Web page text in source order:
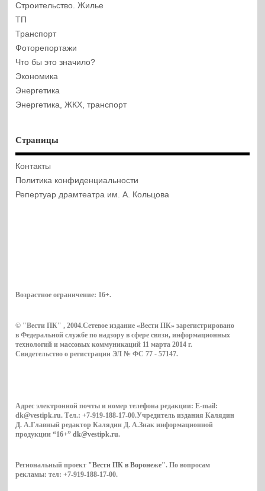
Строительство. Жилье
ТП
Транспорт
Фоторепортажи
Что бы это значило?
Экономика
Энергетика
Энергетика, ЖКХ, транспорт
Страницы
Контакты
Политика конфиденциальности
Репертуар драмтеатра им. А. Кольцова
Возрастное ограничение: 16+.
© "Вести ПК" , 2004.Сетевое издание «Вести ПК» зарегистрировано
в Федеральной службе по надзору в сфере связи, информационных
технологий и массовых коммуникаций 11 марта 2014 г.
Свидетельство о регистрации ЭЛ № ФС 77 - 57147.
Адрес электронной почты и номер телефона редакции: E-mail:
dk@vestipk.ru. Тел.: +7-919-188-17-00.Учредитель издания Калядин
Д. А.Главный редактор Калядин Д. А.Знак информационной
продукции “16+”dk@vestipk.ru.
Региональный проект "Вести ПК в Воронеже". По вопросам
рекламы: тел: +7-919-188-17-00.